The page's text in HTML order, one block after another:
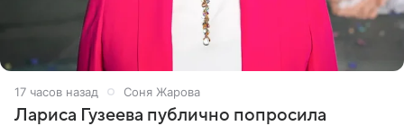
17 часов назад Соня Жарова
Лариса Гузеева публично попросила